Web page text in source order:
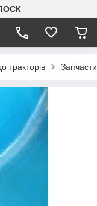
тракторів